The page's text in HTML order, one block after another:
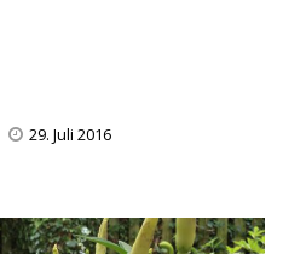
29. Juli 2016